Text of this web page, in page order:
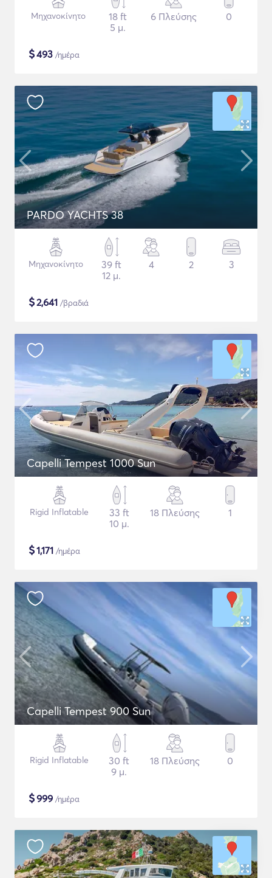
Μηχανοκίνητο
18 ft
5 μ.
6 Πλεύσης 0
$493 /ημέρα
PARDO YACHTS 38
Μηχανοκίνητο
39 ft
12 μ.
4 2 3
$2,641 /βραδιά
Capelli Tempest 1000 Sun
Rigid Inflatable
33 ft
10 μ.
18 Πλεύσης 1
$1,171 /ημέρα
Capelli Tempest 900 Sun
Rigid Inflatable
30 ft
9 μ.
18 Πλεύσης 0
$999 /ημέρα